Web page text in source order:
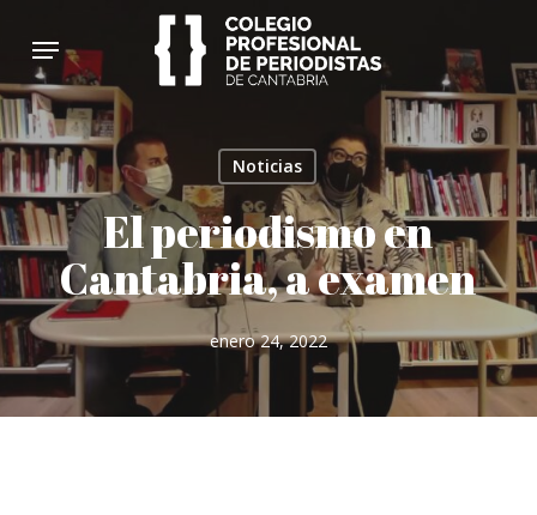
main
content
Menu
Noticias
El periodismo en
Cantabria, a examen
enero 24, 2022